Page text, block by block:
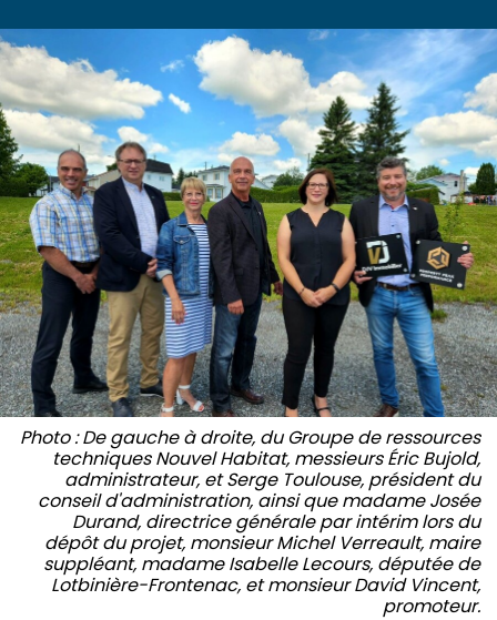
Photo : De gauche à droite, du Groupe de ressources
techniques Nouvel Habitat, messieurs Éric Bujold,
administrateur, et Serge Toulouse, président du
conseil d'administration, ainsi que madame Josée
Durand, directrice générale par intérim lors du
dépôt du projet, monsieur Michel Verreault, maire
suppléant, madame Isabelle Lecours, députée de
Lotbinière-Frontenac, et monsieur David Vincent,
promoteur.